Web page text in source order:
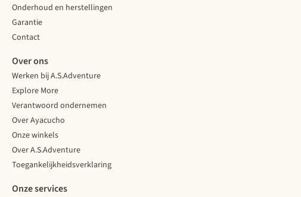
Onderhoud en herstellingen
Garantie
Contact
Over ons
Werken bij A.S.Adventure
Explore More
Verantwoord ondernemen
Over Ayacucho
Onze winkels
Over A.S.Adventure
Toegankelijkheidsverklaring
Onze services